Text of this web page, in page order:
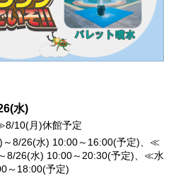
水)
10(月)休館予定
8/26(水) 10:00～16:00(予定)、≪
8/26(水) 10:00～20:30(予定)、≪水
～18:00(予定)